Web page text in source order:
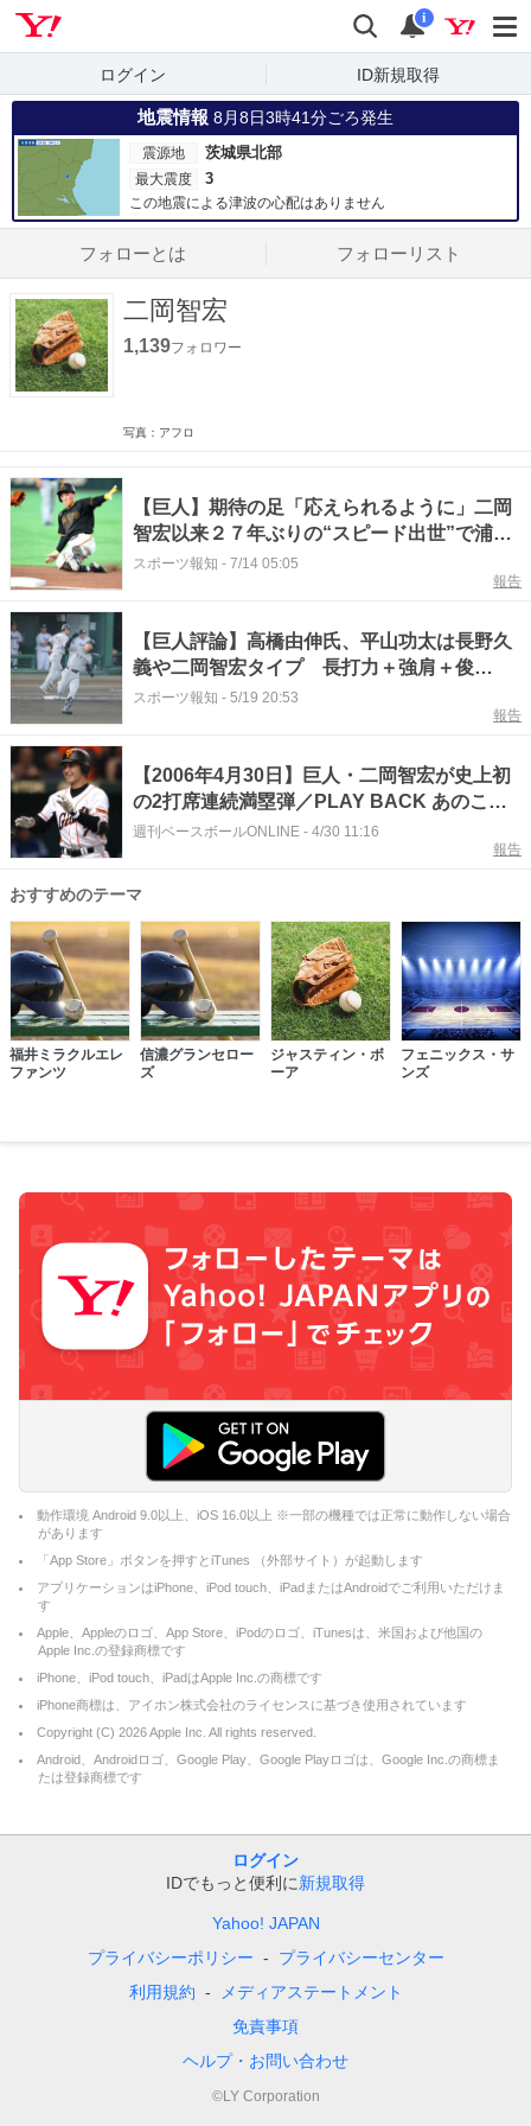
検索
通知
i
ログイン ID新規取得
地震情報 8月8日3時41分ごろ発生
震源地 茨城県北部
最大震度 3
この地震による津波の心配はありません
フォローとは フォローリスト
二岡智宏
1,139フォロワー
写真：アフロ
【巨人】期待の足「応えられるように」二岡
智宏以来２７年ぶりの“スピード出世”で浦田
俊輔が球宴初選出
スポーツ報知 - 7/14 05:05
報告
【巨人評論】高橋由伸氏、平山功太は長野久
義や二岡智宏タイプ 長打力＋強肩＋俊
足・・・元祖「強打の１番」が太鼓判「１番
スポーツ報知 - 5/19 20:53
報告
【2006年4月30日】巨人・二岡智宏が史上初
の2打席連続満塁弾／PLAY BACK あのこ
ろ……
週刊ベースボールONLINE - 4/30 11:16
報告
おすすめのテーマ
福井ミラクルエレ
ファンツ
信濃グランセロー
ズ
ジャスティン・ボ
ーア
フェニックス・サ
ンズ
動作環境 Android 9.0以上、iOS 16.0以上 ※一部の機種では正常に動作しない場合
があります
「App Store」ボタンを押すとiTunes （外部サイト）が起動します
アプリケーションはiPhone、iPod touch、iPadまたはAndroidでご利用いただけま
す
Apple、Appleのロゴ、App Store、iPodのロゴ、iTunesは、米国および他国の
Apple Inc.の登録商標です
iPhone、iPod touch、iPadはApple Inc.の商標です
iPhone商標は、アイホン株式会社のライセンスに基づき使用されています
Copyright (C) 2026Apple Inc. All rights reserved.
Android、Androidロゴ、Google Play、Google Playロゴは、Google Inc.の商標ま
たは登録商標です
ログイン
IDでもっと便利に新規取得
Yahoo! JAPAN
プライバシーポリシー
プライバシーセンター
利用規約
メディアステートメント
免責事項
ヘルプ・お問い合わせ
©LY Corporation